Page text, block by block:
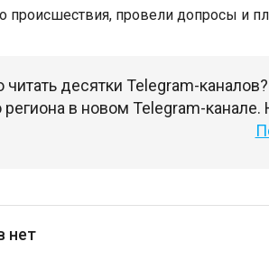
происшествия, провели допросы и
читать десятки Telegram-
в новом Telegram-
нет